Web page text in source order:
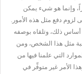
وإنما هو شيء يمكن
لزوم دفع مثل هذه الأمور.
ذلك، وتلقاه بوصفه
مثل هذا الشخص، ومن
التي علمنا فيها من
الأمر غير متوفِّر في